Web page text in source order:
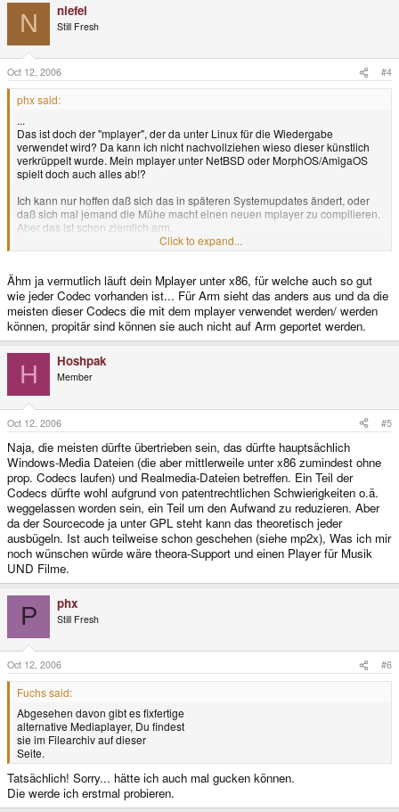
N niefel
Still Fresh
Oct 12, 2006 #4
phx said:
...
Das ist doch der "mplayer", der da unter Linux für die Wiedergabe
verwendet wird? Da kann ich nicht nachvollziehen wieso dieser künstlich
verkrüppelt wurde. Mein mplayer unter NetBSD oder MorphOS/AmigaOS
spielt doch auch alles ab!?
Ich kann nur hoffen daß sich das in späteren Systemupdates ändert, oder
daß sich mal jemand die Mühe macht einen neuen mplayer zu compilieren.
Aber das ist schon ziemlich arm.
Schade. So ein portabler Video-Player wäre schon reizvoll gewesen...
Click to expand...
Ähm ja vermutlich läuft dein Mplayer unter x86, für welche auch so gut
wie jeder Codec vorhanden ist... Für Arm sieht das anders aus und da die
meisten dieser Codecs die mit dem mplayer verwendet werden/ werden
können, propitär sind können sie auch nicht auf Arm geportet werden.
H Hoshpak
Member
Oct 12, 2006 #5
Naja, die meisten dürfte übertrieben sein, das dürfte hauptsächlich
Windows-Media Dateien (die aber mittlerweile unter x86 zumindest ohne
prop. Codecs laufen) und Realmedia-Dateien betreffen. Ein Teil der
Codecs dürfte wohl aufgrund von patentrechtlichen Schwierigkeiten o.ä.
weggelassen worden sein, ein Teil um den Aufwand zu reduzieren. Aber
da der Sourcecode ja unter GPL steht kann das theoretisch jeder
ausbügeln. Ist auch teilweise schon geschehen (siehe mp2x), Was ich mir
noch wünschen würde wäre theora-Support und einen Player für Musik
UND Filme.
P phx
Still Fresh
Oct 12, 2006 #6
Fuchs said:
Abgesehen davon gibt es fixfertige
alternative Mediaplayer, Du findest
sie im Filearchiv auf dieser
Seite.
Tatsächlich! Sorry... hätte ich auch mal gucken können.
Die werde ich erstmal probieren.